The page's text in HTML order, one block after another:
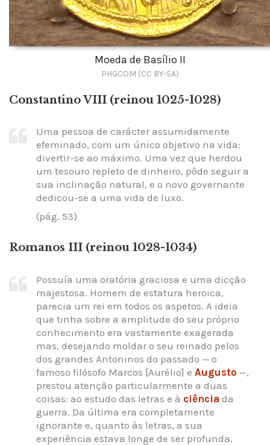
Moeda de Basílio II
PHGCOM (CC BY-SA)
Constantino VIII (reinou 1025-1028)
Uma pessoa de carácter assumidamente
efeminado, com um único objetivo na vida:
divertir-se ao máximo. Uma vez que herdou
um tesouro repleto de dinheiro, pôde seguir a
sua inclinação natural, e o novo governante
dedicou-se a uma vida de luxo.
(pág. 53)
Romanos III (reinou 1028-1034)
Possuía uma oratória graciosa e uma dicção
majestosa. Homem de estatura heroica,
parecia um rei em todos os aspetos. A ideia
que tinha sobre a amplitude do seu próprio
conhecimento era vastamente exagerada
mas, desejando moldar o seu reinado pelos
dos grandes Antoninos do passado — o
famoso filósofo Marcos [Aurélio] e Augusto —,
prestou atenção particularmente a duas
coisas: ao estudo das letras e à ciência da
guerra. Da última era completamente
ignorante e, quanto às letras, a sua
experiência estava longe de ser profunda.